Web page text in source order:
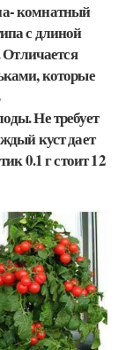
комнатный
с длиной
Отличается
которые
Не требует
куст дает
0.1 г стоит 12